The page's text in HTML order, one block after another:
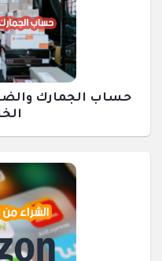
حساب الجمارك